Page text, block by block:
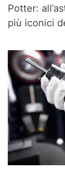
Potter:
più iconici